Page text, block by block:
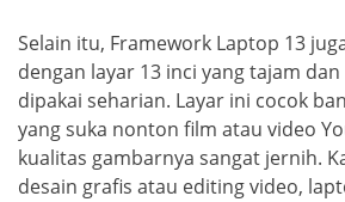
Selain itu, Framework Laptop 13
dengan layar 13 inci yang tajam
dipakai seharian. Layar ini cocok
yang suka nonton film atau video
kualitas gambarnya sangat jernih.
desain grafis atau editing video,